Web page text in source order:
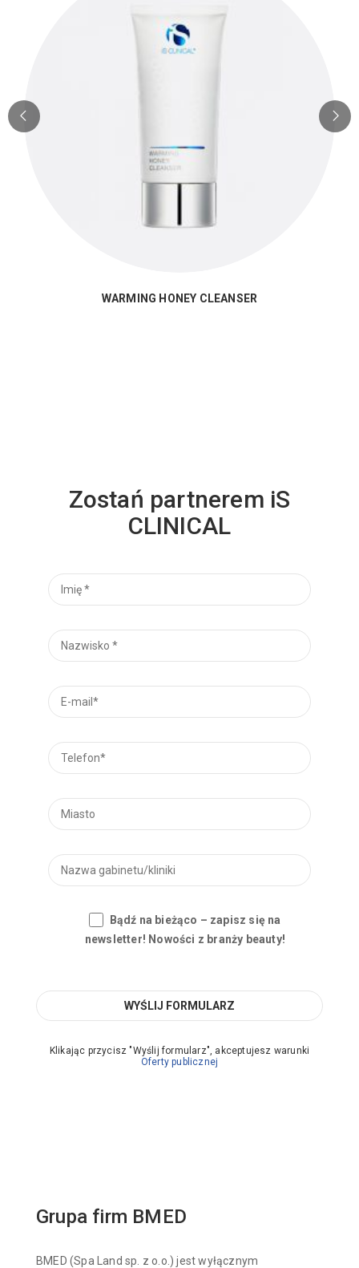
WARMING HONEY CLEANSER
Zostań partnerem iS
CLINICAL
Bądź na bieżąco – zapisz się na
newsletter! Nowości z branży beauty!
Klikając przycisz "Wyślij formularz", akceptujesz warunki
Oferty publicznej
Grupa firm BMED
BMED (Spa Land sp. z o.o.) jest wyłącznym